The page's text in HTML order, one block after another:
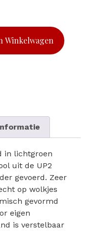
Winkelwagen
in lichtgroen
uit de UP2
gevoerd. Zeer
op wolkjes
gevormd
eigen
is verstelbaar